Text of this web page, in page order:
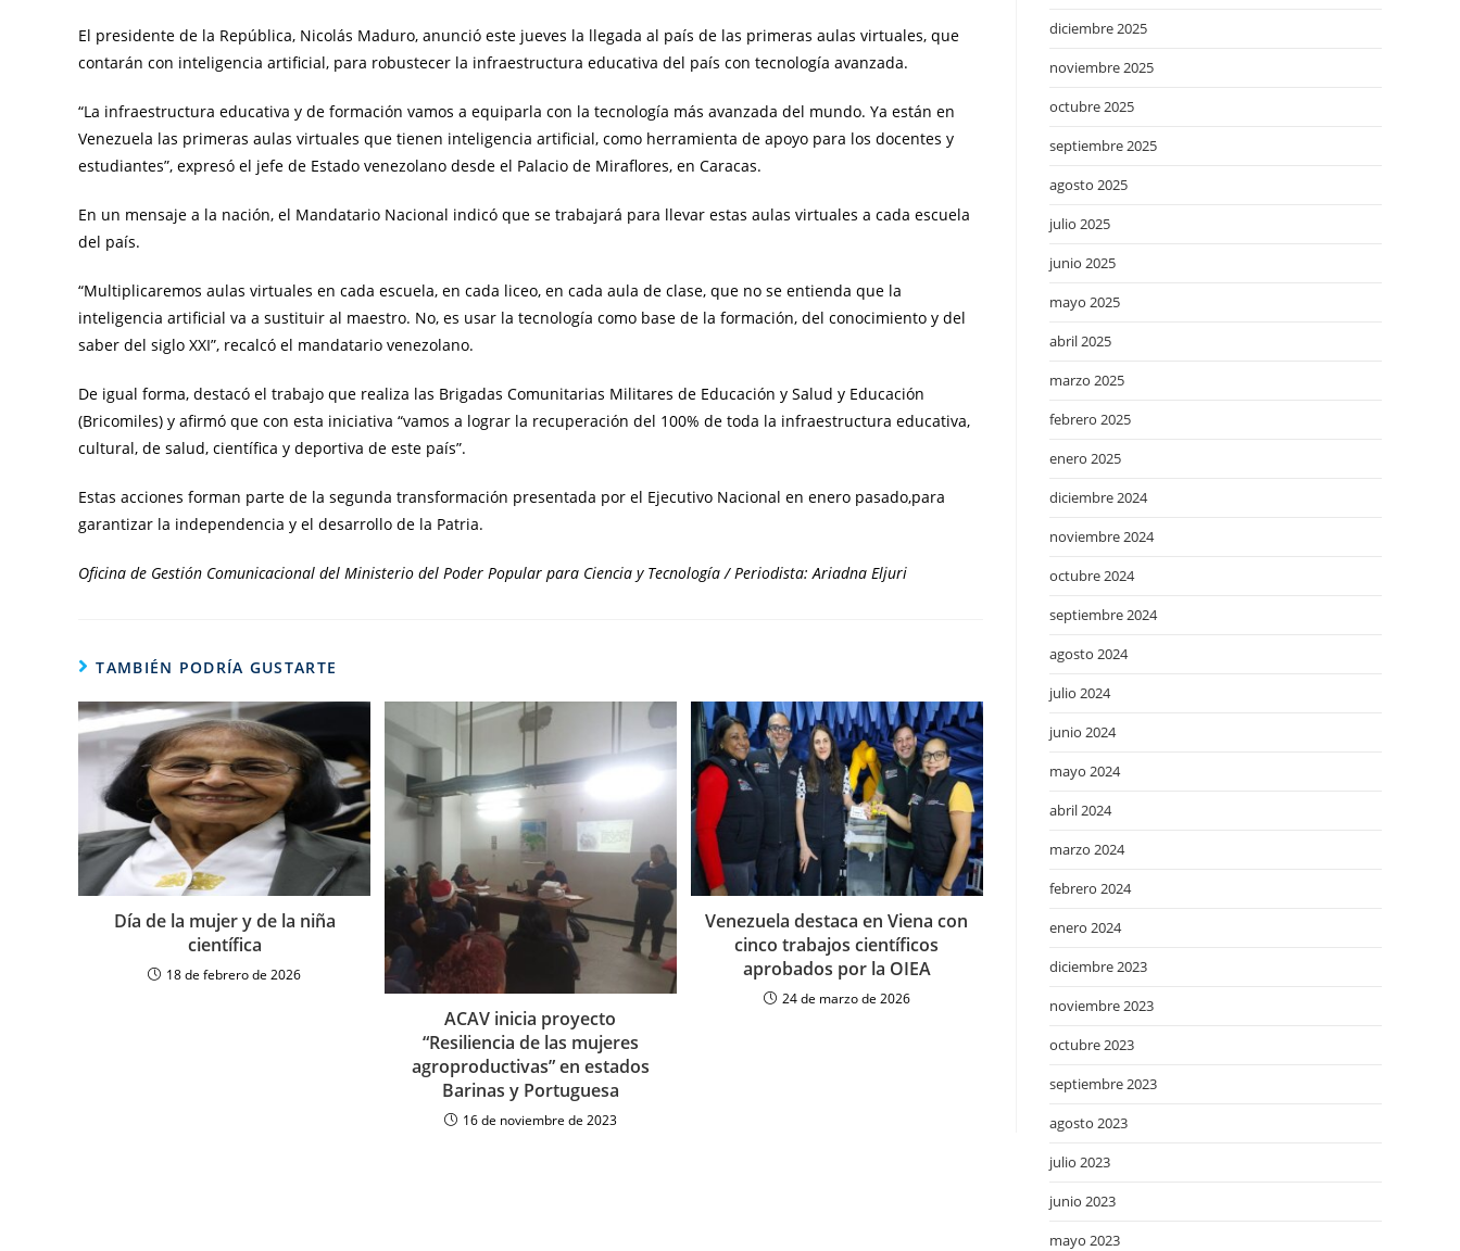
El presidente de la República, Nicolás Maduro, anunció este jueves la llegada al país de las primeras aulas virtuales, que
contarán con inteligencia artificial, para robustecer la infraestructura educativa del país con tecnología avanzada.
“La infraestructura educativa y de formación vamos a equiparla con la tecnología más avanzada del mundo. Ya están en
Venezuela las primeras aulas virtuales que tienen inteligencia artificial, como herramienta de apoyo para los docentes y
estudiantes”, expresó el jefe de Estado venezolano desde el Palacio de Miraflores, en Caracas.
En un mensaje a la nación, el Mandatario Nacional indicó que se trabajará para llevar estas aulas virtuales a cada escuela
del país.
“Multiplicaremos aulas virtuales en cada escuela, en cada liceo, en cada aula de clase, que no se entienda que la
inteligencia artificial va a sustituir al maestro. No, es usar la tecnología como base de la formación, del conocimiento y del
saber del siglo XXI”, recalcó el mandatario venezolano.
De igual forma, destacó el trabajo que realiza las Brigadas Comunitarias Militares de Educación y Salud y Educación
(Bricomiles) y afirmó que con esta iniciativa “vamos a lograr la recuperación del 100% de toda la infraestructura educativa,
cultural, de salud, científica y deportiva de este país”.
Estas acciones forman parte de la segunda transformación presentada por el Ejecutivo Nacional en enero pasado,para
garantizar la independencia y el desarrollo de la Patria.
Oficina de Gestión Comunicacional del Ministerio del Poder Popular para Ciencia y Tecnología / Periodista: Ariadna Eljuri
TAMBIÉN PODRÍA GUSTARTE
Día de la mujer y de la niña
científica
18 de febrero de 2026
ACAV inicia proyecto
“Resiliencia de las mujeres
agroproductivas” en estados
Barinas y Portuguesa
16 de noviembre de 2023
Venezuela destaca en Viena con
cinco trabajos científicos
aprobados por la OIEA
24 de marzo de 2026
diciembre 2025
noviembre 2025
octubre 2025
septiembre 2025
agosto 2025
julio 2025
junio 2025
mayo 2025
abril 2025
marzo 2025
febrero 2025
enero 2025
diciembre 2024
noviembre 2024
octubre 2024
septiembre 2024
agosto 2024
julio 2024
junio 2024
mayo 2024
abril 2024
marzo 2024
febrero 2024
enero 2024
diciembre 2023
noviembre 2023
octubre 2023
septiembre 2023
agosto 2023
julio 2023
junio 2023
mayo 2023